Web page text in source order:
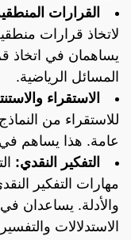
القرارات
لاتخاذ قرارات
يساهمان في اتخاذ
المسائل الرياضية.
الاستقراء
للاستقراء من
عامة. هذا يساهم في
التفكير النقدي:
مهارات التفكير
والأدلة. يساعدان
الاستدلالات